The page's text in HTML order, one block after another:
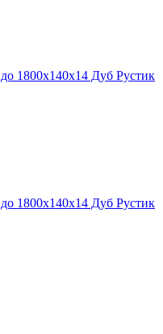
1800х140х14 Дуб Рустик
1800х140х14 Дуб Рустик